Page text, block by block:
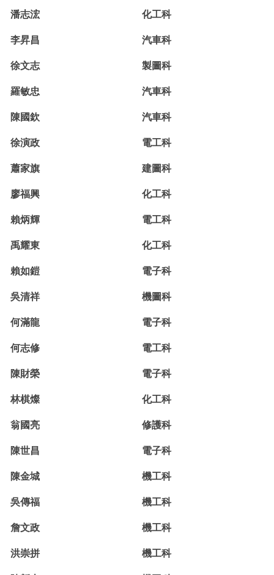
潘志浤 化工科
李昇昌 汽車科
徐文志 製圖科
羅敏忠 汽車科
陳國欽 汽車科
徐演政 電工科
蕭家旗 建圖科
廖福興 化工科
賴炳輝 電工科
禹耀東 化工科
賴如鎧 電子科
吳清祥 機圖科
何滿龍 電子科
何志修 電工科
陳財榮 電子科
林棋燦 化工科
翁國亮 修護科
陳世昌 電子科
陳金城 機工科
吳傳福 機工科
詹文政 機工科
洪崇拼 機工科